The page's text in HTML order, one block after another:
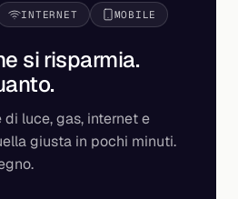
INTERNET MOBILE
si risparmia.
.
luce, gas, internet e
giusta in pochi minuti.